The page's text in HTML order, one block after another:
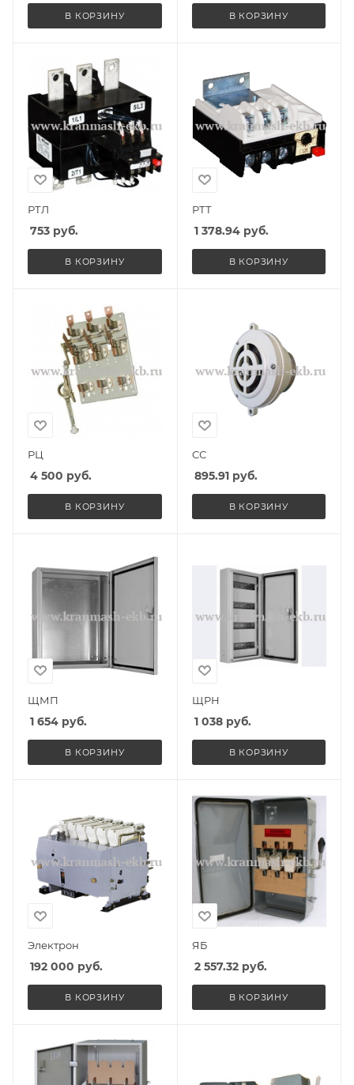
В КОРЗИНУ В КОРЗИНУ
РТЛ
753 руб.
В КОРЗИНУ
РТТ
1 378.94руб.
В КОРЗИНУ
РЦ
4 500 руб.
В КОРЗИНУ
СС
895.91руб.
В КОРЗИНУ
ЩМП
1 654 руб.
В КОРЗИНУ
ЩРН
1 038руб.
В КОРЗИНУ
Электрон
192 000 руб.
В КОРЗИНУ
ЯБ
2 557.32руб.
В КОРЗИНУ